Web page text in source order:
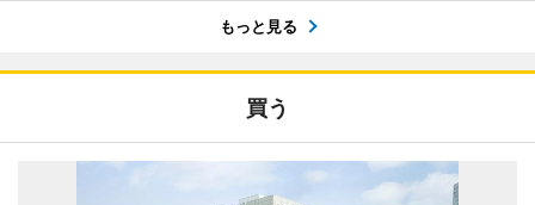
もっと見る
買う